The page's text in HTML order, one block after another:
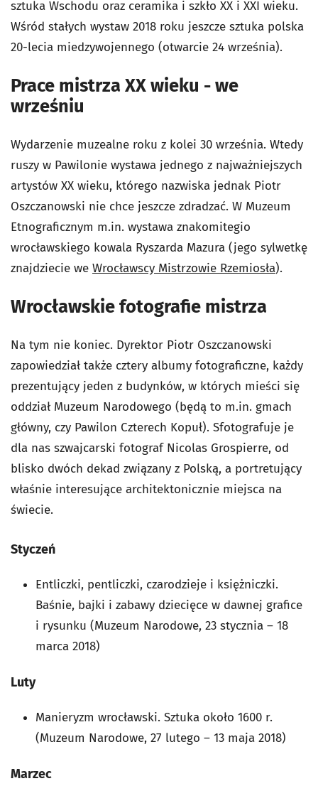
sztuka Wschodu oraz ceramika i szkło XX i XXI wieku.
Wśród stałych wystaw 2018 roku jeszcze sztuka polska
20-lecia miedzywojennego (otwarcie 24 września).
Prace mistrza XX wieku - we
wrześniu
Wydarzenie muzealne roku z kolei 30 września. Wtedy
ruszy w Pawilonie wystawa jednego z najważniejszych
artystów XX wieku, którego nazwiska jednak Piotr
Oszczanowski nie chce jeszcze zdradzać. W Muzeum
Etnograficznym m.in. wystawa znakomitegio
wrocławskiego kowala Ryszarda Mazura (jego sylwetkę
znajdziecie we Wrocławscy Mistrzowie Rzemiosła).
Wrocławskie fotografie mistrza
Na tym nie koniec. Dyrektor Piotr Oszczanowski
zapowiedział także cztery albumy fotograficzne, każdy
prezentujący jeden z budynków, w których mieści się
oddział Muzeum Narodowego (będą to m.in. gmach
główny, czy Pawilon Czterech Kopuł). Sfotografuje je
dla nas szwajcarski fotograf Nicolas Grospierre, od
blisko dwóch dekad związany z Polską, a portretujący
właśnie interesujące architektonicznie miejsca na
świecie.
Styczeń
Entliczki, pentliczki, czarodzieje i księżniczki.
Baśnie, bajki i zabawy dziecięce w dawnej grafice
i rysunku (Muzeum Narodowe, 23 stycznia – 18
marca 2018)
Luty
Manieryzm wrocławski. Sztuka około 1600 r.
(Muzeum Narodowe, 27 lutego – 13 maja 2018)
Marzec